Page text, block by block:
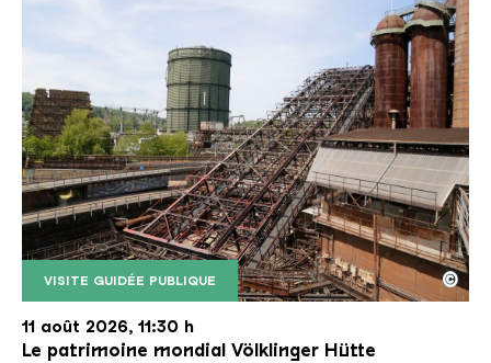
VISITE GUIDÉE PUBLIQUE
Le monte-charge incliné de la Völklinger Hütte
Copyright: Weltkulturerbe Völklinger Hütte | Karl
©
11 août 2026, 11:30 h
Le patrimoine mondial Völklinger Hütte